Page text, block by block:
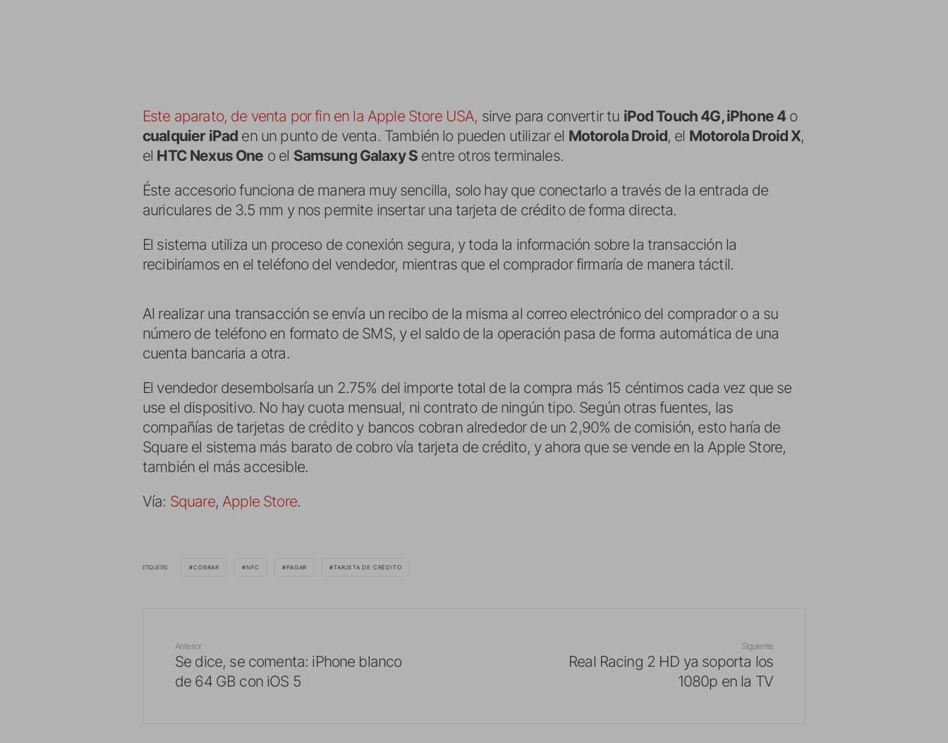
Este aparato, de venta por fin en la Apple Store USA, sirve para convertir tu iPod Touch 4G, iPhone 4o
cualquier iPad en un punto de venta. También lo pueden utilizar el Motorola Droid, el Motorola Droid X,
el HTC Nexus One o el Samsung Galaxy S entre otros terminales.
Éste accesorio funciona de manera muy sencilla, solo hay que conectarlo a través de la entrada de
auriculares de 3.5 mm y nos permite insertar una tarjeta de crédito de forma directa.
El sistema utiliza un proceso de conexión segura, y toda la información sobre la transacción la
recibiríamos en el teléfono del vendedor, mientras que el comprador firmaría de manera táctil.
Al realizar una transacción se envía un recibo de la misma al correo electrónico del comprador o a su
número de teléfono en formato de SMS, y el saldo de la operación pasa de forma automática de una
cuenta bancaria a otra.
El vendedor desembolsaría un 2.75% del importe total de la compra más 15 céntimos cada vez que se
use el dispositivo. No hay cuota mensual, ni contrato de ningún tipo. Según otras fuentes, las
compañías de tarjetas de crédito y bancos cobran alrededor de un 2,90% de comisión, esto haría de
Square el sistema más barato de cobro vía tarjeta de crédito, y ahora que se vende en la Apple Store,
también el más accesible.
Vía: Square, Apple Store.
ETIQUETAS COBRAR NFC PAGAR TARJETA DE CRÉDITO
Anterior
Se dice, se comenta: iPhone blanco
de 64 GB con iOS 5
Siguiente
Real Racing 2 HD ya soporta los
1080p en la TV